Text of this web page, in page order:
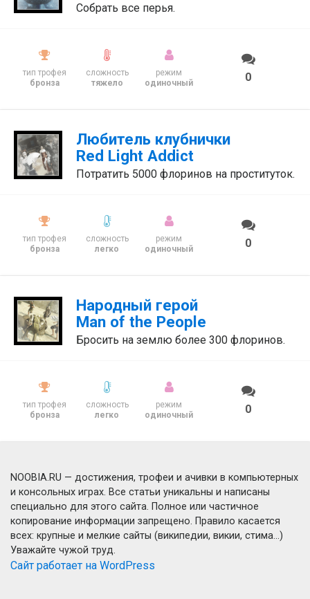
Собрать все перья.
тип трофея
бронза
сложность
тяжело
режим
одиночный
0
Любитель клубнички
Red Light Addict
Потратить 5000 флоринов на проституток.
тип трофея
бронза
сложность
легко
режим
одиночный
0
Народный герой
Man of the People
Бросить на землю более 300 флоринов.
тип трофея
бронза
сложность
легко
режим
одиночный
0
NOOBIA.RU — достижения, трофеи и ачивки в компьютерных
и консольных играх. Все статьи уникальны и написаны
специально для этого сайта. Полное или частичное
копирование информации запрещено. Правило касается
всех: крупные и мелкие сайты (википедии, викии, стима...)
Уважайте чужой труд.
Сайт работает на WordPress